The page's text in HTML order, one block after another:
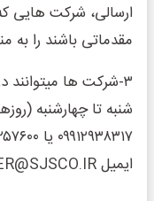
ارسالی، شرکت هایی
مقدماتی باشند را به
۳-شرکت ها میتوانند
شنبه تا چهارشنبه
ایمیل TENDER@SJSCO.IR ارتباط برقرار نمایید.